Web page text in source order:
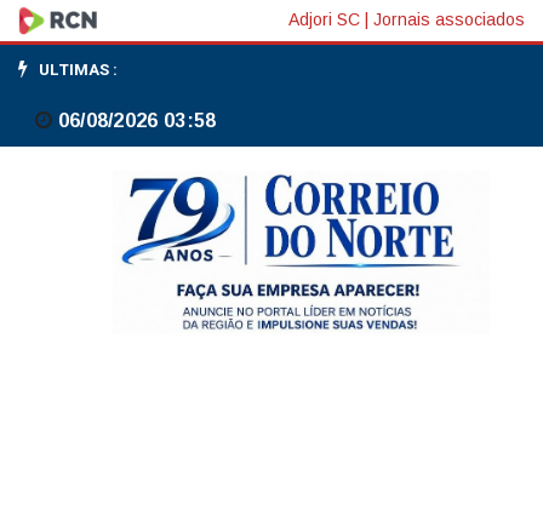
Custo
de
vida
enfraquece
discurso
Adjori SC Jornais associados
ULTIMAS :
06/08/2026 03:58